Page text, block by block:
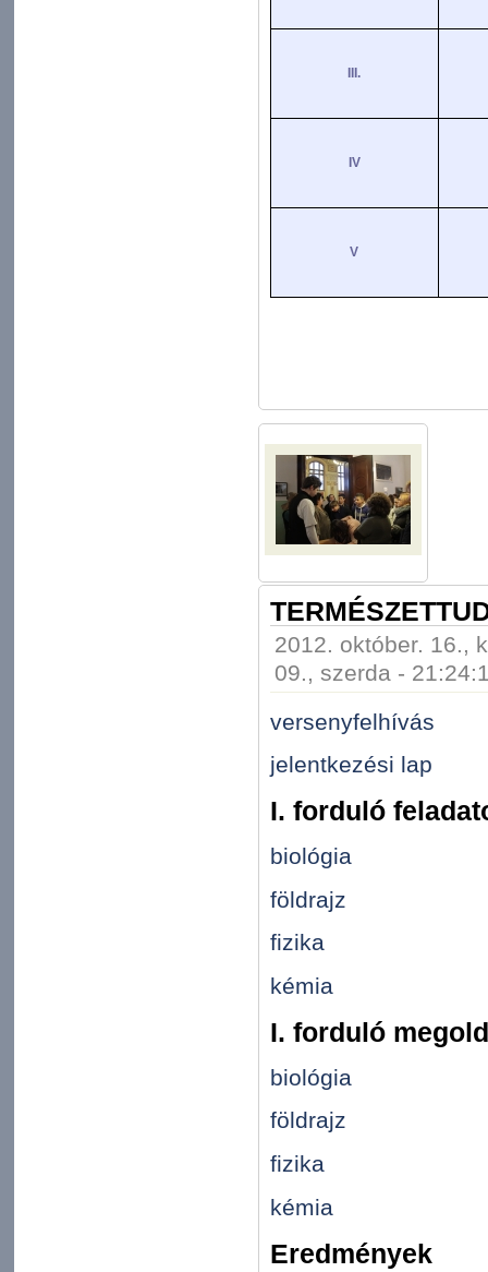
III.
IV
V
2012. október. 16.,
09., szerda -
versenyfelhívás
jelentkezési lap
I. forduló
biológia
földrajz
fizika
kémia
I. forduló
biológia
földrajz
fizika
kémia
Eredmények